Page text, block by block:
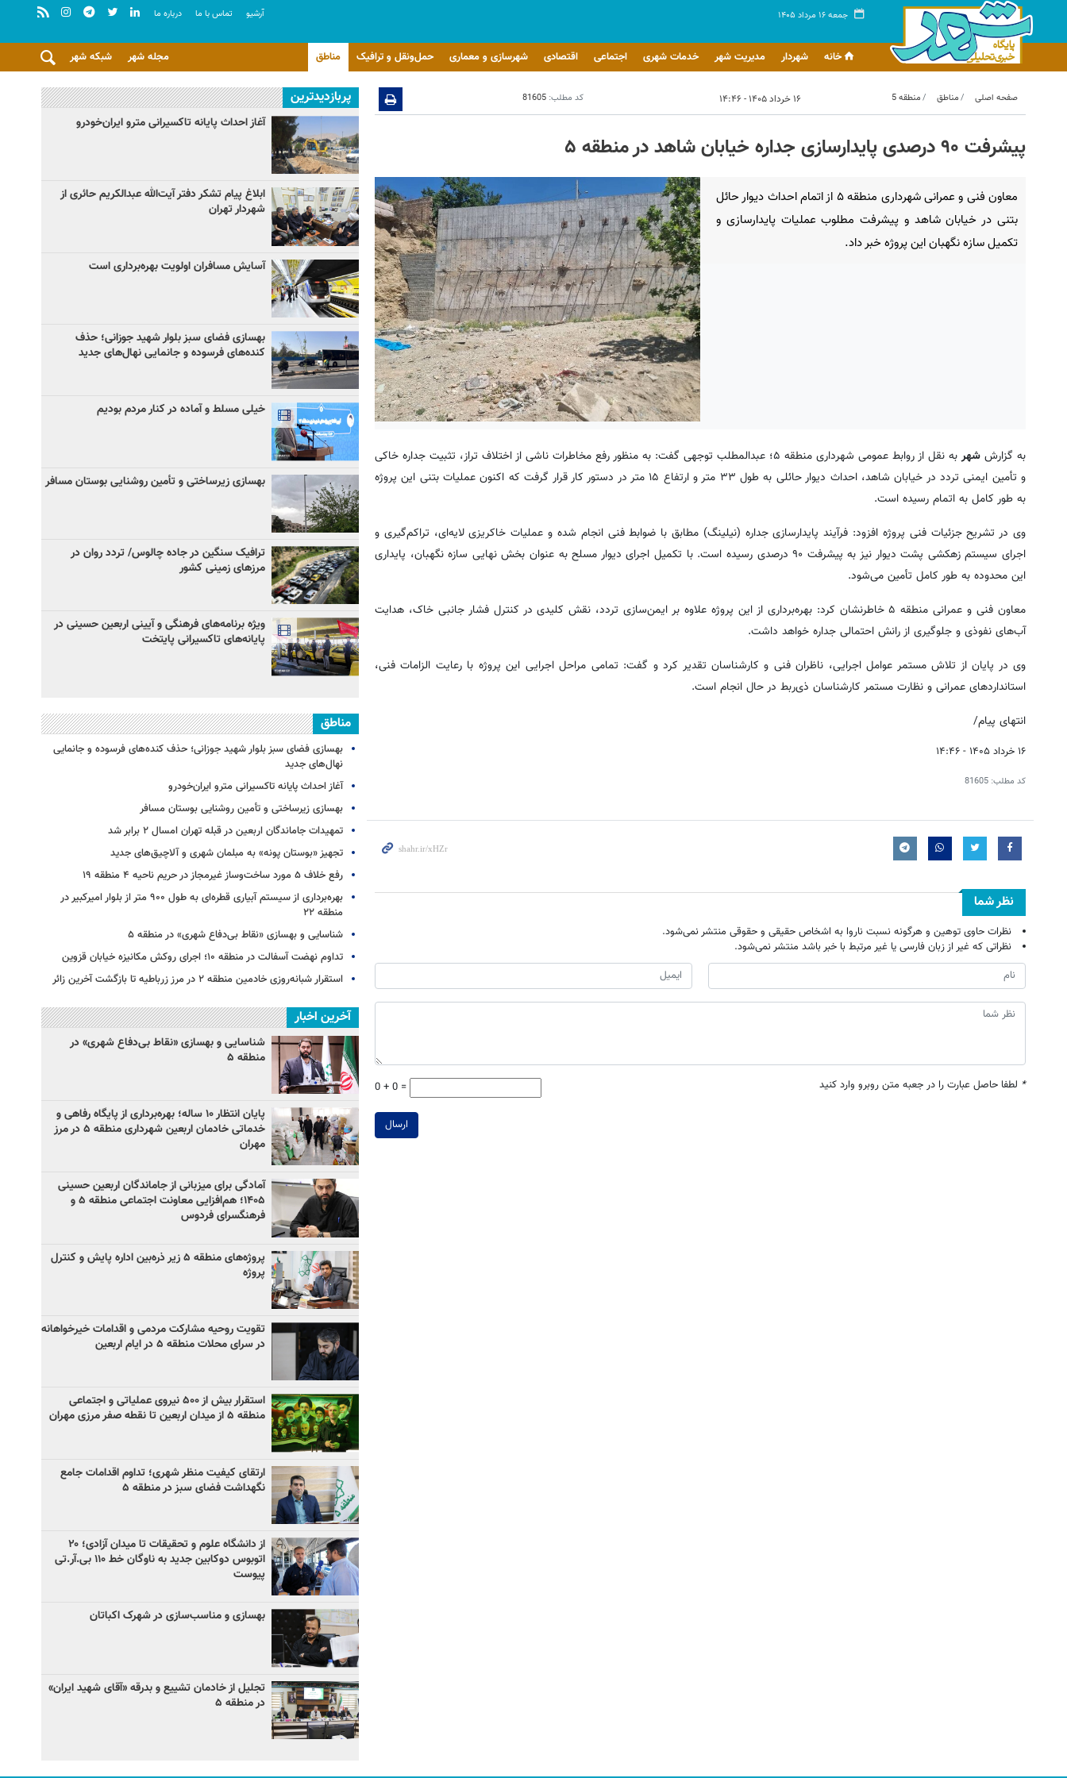
جمعه ۱۶ مرداد ۱۴۰۵ آرشيو تماس با ما درباره ما
خانه شهردار مدیریت شهر خدمات شهری اجتماعی اقتصادی شهرسازی و معماری حمل‌ونقل و ترافیک مناطق شبکه شهر مجله شهر
صفحه اصلی مناطق منطقه 5 ۱۶ خرداد ۱۴۰۵ - ۱۴:۴۶ کد مطلب: 81605
پیشرفت ۹۰ درصدی پایدارسازی جداره خیابان شاهد در منطقه ۵
معاون فنی و عمرانی شهرداری منطقه ۵ از اتمام احداث دیوار حائل
بتنی در خیابان شاهد و پیشرفت مطلوب عملیات پایدارسازی و
تکمیل سازه نگهبان این پروژه خبر داد.
به گزارش شهر
به نقل از روابط عمومی شهرداری منطقه ۵؛ عبدالمطلب توجهی گفت: به منظور رفع مخاطرات ناشی از اختلاف تراز، تثبیت جداره خاکی
و تأمین ایمنی تردد در خیابان شاهد، احداث دیوار حائلی به طول ۳۳ متر و ارتفاع ۱۵ متر در دستور کار قرار گرفت که اکنون عملیات بتنی این پروژه
به طور کامل به اتمام رسیده است.
وی در تشریح جزئیات فنی پروژه افزود: فرآیند پایدارسازی جداره (نیلینگ) مطابق با ضوابط فنی انجام شده و عملیات خاکریزی لایه‌ای، تراکم‌گیری و
اجرای سیستم زهکشی پشت دیوار نیز به پیشرفت ۹۰ درصدی رسیده است. با تکمیل اجرای دیوار مسلح به عنوان بخش نهایی سازه نگهبان، پایداری
این محدوده به طور کامل تأمین می‌شود.
معاون فنی و عمرانی منطقه ۵ خاطرنشان کرد: بهره‌برداری از این پروژه علاوه بر ایمن‌سازی تردد، نقش کلیدی در کنترل فشار جانبی خاک، هدایت
آب‌های نفوذی و جلوگیری از رانش احتمالی جداره خواهد داشت.
وی در پایان از تلاش مستمر عوامل اجرایی، ناظران فنی و کارشناسان تقدیر کرد و گفت: تمامی مراحل اجرایی این پروژه با رعایت الزامات فنی،
استانداردهای عمرانی و نظارت مستمر کارشناسان ذی‌ربط در حال انجام است.
انتهای پیام/
۱۶ خرداد ۱۴۰۵ - ۱۴:۴۶
کد مطلب: 81605
نظر شما
نظرات حاوی توهین و هرگونه نسبت ناروا به اشخاص حقیقی و حقوقی منتشر نمی‌شود.
نظراتی که غیر از زبان فارسی یا غیر مرتبط با خبر باشد منتشر نمی‌شود.
* لطفا حاصل عبارت را در جعبه متن روبرو وارد کنید 0 + 0 =
ارسال
پربازدیدترین
آغاز احداث پایانه تاکسیرانی مترو ایران‌خودرو
ابلاغ پیام تشکر دفتر آیت‌الله عبدالکریم حائری از
شهردار تهران
آسایش مسافران اولویت بهره‌برداری است
بهسازی فضای سبز بلوار شهید جوزانی؛ حذف
کنده‌های فرسوده و جانمایی نهال‌های جدید
خیلی مسلط و آماده در کنار مردم بودیم
بهسازی زیرساختی و تأمین روشنایی بوستان مسافر
ترافیک سنگین در جاده چالوس/ تردد روان در
مرزهای زمینی کشور
ویژه برنامه‌های فرهنگی و آیینی اربعین حسینی در
پایانه‌های تاکسیرانی پایتخت
مناطق
بهسازی فضای سبز بلوار شهید جوزانی؛ حذف کنده‌های فرسوده و جانمایی
نهال‌های جدید
آغاز احداث پایانه تاکسیرانی مترو ایران‌خودرو
بهسازی زیرساختی و تأمین روشنایی بوستان مسافر
تمهیدات جاماندگان اربعین در قبله تهران امسال ۲ برابر شد
تجهیز «بوستان پونه» به مبلمان شهری و آلاچیق‌های جدید
رفع خلاف ۵ مورد ساخت‌وساز غیرمجاز در حریم ناحیه ۴ منطقه ۱۹
بهره‌برداری از سیستم آبیاری قطره‌ای به طول ۹۰۰ متر از بلوار امیرکبیر در
منطقه ۲۲
شناسایی و بهسازی «نقاط بی‌دفاع شهری» در منطقه ۵
تداوم نهضت آسفالت در منطقه ۱۰؛ اجرای روکش مکانیزه خیابان قزوین
استقرار شبانه‌روزی خادمین منطقه ۲ در مرز زرباطیه تا بازگشت آخرین زائر
آخرین اخبار
شناسایی و بهسازی «نقاط بی‌دفاع شهری» در
منطقه ۵
پایان انتظار ۱۰ ساله؛ بهره‌برداری از پایگاه رفاهی و
خدماتی خادمان اربعین شهرداری منطقه ۵ در مرز
مهران
آمادگی برای میزبانی از جاماندگان اربعین حسینی
۱۴۰۵؛ هم‌افزایی معاونت اجتماعی منطقه ۵ و
فرهنگسرای فردوس
پروژه‌های منطقه ۵ زیر ذره‌بین اداره پایش و کنترل
پروژه
تقویت روحیه مشارکت مردمی و اقدامات خیرخواهانه
در سرای محلات منطقه ۵ در ایام اربعین
استقرار بیش از ۵۰۰ نیروی عملیاتی و اجتماعی
منطقه ۵ از میدان اربعین تا نقطه صفر مرزی مهران
ارتقای کیفیت منظر شهری؛ تداوم اقدامات جامع
نگهداشت فضای سبز در منطقه ۵
از دانشگاه علوم و تحقیقات تا میدان آزادی؛ ۲۰
اتوبوس دوکابین جدید به ناوگان خط ۱۱۰ بی‌.آر.تی
پیوست
بهسازی و مناسب‌سازی در شهرک اکباتان
تجلیل از خادمان تشییع و بدرقه «آقای شهید ایران»
در منطقه ۵